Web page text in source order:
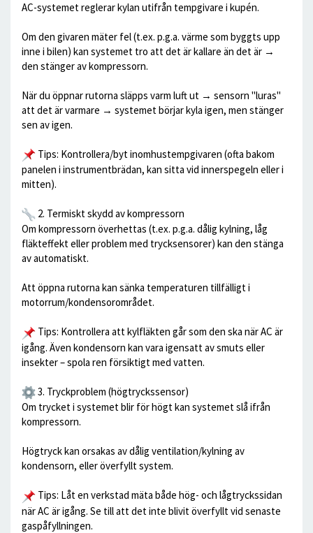
AC-systemet reglerar kylan utifrån tempgivare i kupén.
Om den givaren mäter fel (t.ex. p.g.a. värme som byggts upp
inne i bilen) kan systemet tro att det är kallare än det är →
den stänger av kompressorn.
När du öppnar rutorna släpps varm luft ut → sensorn "luras"
att det är varmare → systemet börjar kyla igen, men stänger
sen av igen.
Tips: Kontrollera/byt inomhustempgivaren (ofta bakom
panelen i instrumentbrädan, kan sitta vid innerspegeln eller i
mitten).
2. Termiskt skydd av kompressorn
Om kompressorn överhettas (t.ex. p.g.a. dålig kylning, låg
fläkteffekt eller problem med trycksensorer) kan den stänga
av automatiskt.
Att öppna rutorna kan sänka temperaturen tillfälligt i
motorrum/kondensorområdet.
Tips: Kontrollera att kylfläkten går som den ska när AC är
igång. Även kondensorn kan vara igensatt av smuts eller
insekter – spola ren försiktigt med vatten.
3. Tryckproblem (högtryckssensor)
Om trycket i systemet blir för högt kan systemet slå ifrån
kompressorn.
Högtryck kan orsakas av dålig ventilation/kylning av
kondensorn, eller överfyllt system.
Tips: Låt en verkstad mäta både hög- och lågtryckssidan
när AC är igång. Se till att det inte blivit överfyllt vid senaste
gaspåfyllningen.